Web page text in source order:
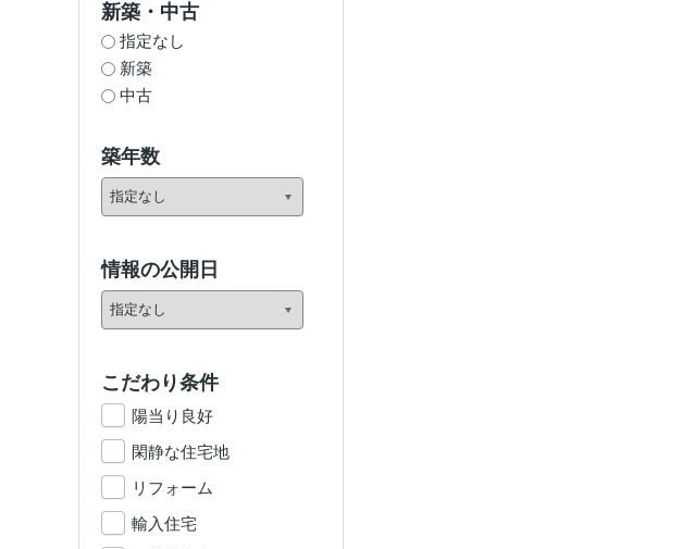
新築・中古
指定なし
新築
中古
築年数
情報の公開日
こだわり条件
陽当り良好
閑静な住宅地
リフォーム
輸入住宅